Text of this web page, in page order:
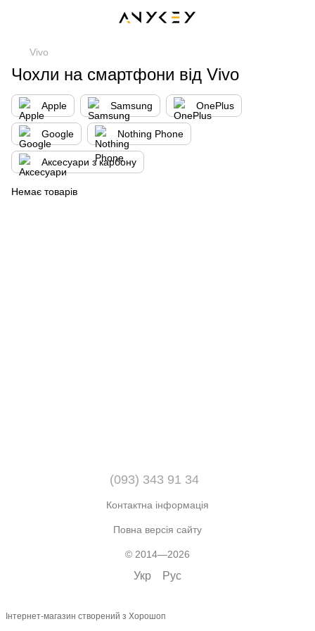
Vivo
Чохли на смартфони від Vivo
Apple Samsung OnePlus
Google Nothing Phone
Аксесуари з карбону
Немає товарів
(093) 343 91 34
Контактна інформація
Повна версія сайту
© 2014—2026
Укр Рус
Інтернет-магазин створений з Хорошоп